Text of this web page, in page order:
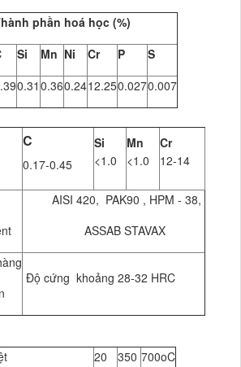
phần hoá học (%)
Si Mn Ni Cr P
S
0.31 0.360.2412.250.0270.007
C
0.17-0.45
Si
<1.0
Mn
<1.0
Cr
12-14
AISI 420, PAK90 , HPM - 38,
ASSAB STAVAX
Độ cứng khoảng 28-32 HRC
20 350 700oC